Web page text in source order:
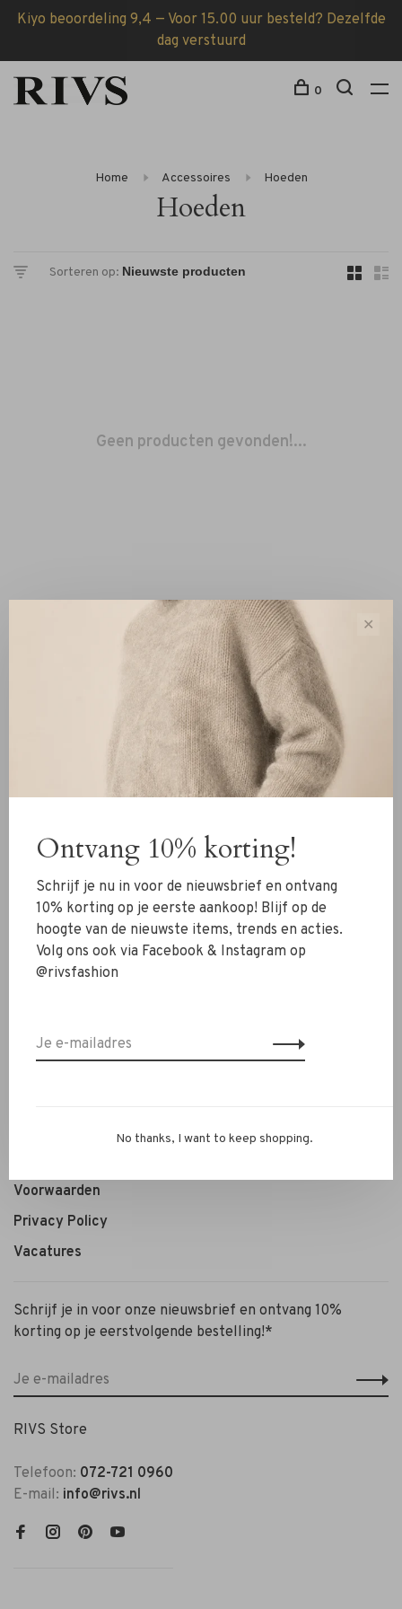
Kiyo beoordeling 9,4 — Voor 15.00 uur besteld? Dezelfde
dag verstuurd
0
Home Accessoires Hoeden
Hoeden
Sorteren op:
Geen producten gevonden!...
Toon 1 - 0 van 0
Kleding
Sieraden
Accessoires
SALE
RIVS Store
Contact
Personal Styling / Private Shopping
Voorwaarden
Privacy Policy
Vacatures
Schrijf je in voor onze nieuwsbrief en ontvang 10%
korting op je eerstvolgende bestelling!*
RIVS Store
Telefoon: 072-721 0960
E-mail: info@rivs.nl
✕
Ontvang 10% korting!
Schrijf je nu in voor de nieuwsbrief en ontvang
10% korting op je eerste aankoop! Blijf op de
hoogte van de nieuwste items, trends en acties.
Volg ons ook via Facebook & Instagram op
@rivsfashion
No thanks, I want to keep shopping.